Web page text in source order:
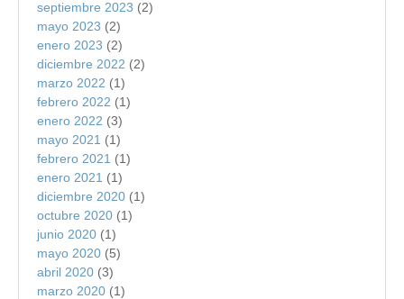
septiembre 2023 (2)
mayo 2023 (2)
enero 2023 (2)
diciembre 2022 (2)
marzo 2022 (1)
febrero 2022 (1)
enero 2022 (3)
mayo 2021 (1)
febrero 2021 (1)
enero 2021 (1)
diciembre 2020 (1)
octubre 2020 (1)
junio 2020 (1)
mayo 2020 (5)
abril 2020 (3)
marzo 2020 (1)